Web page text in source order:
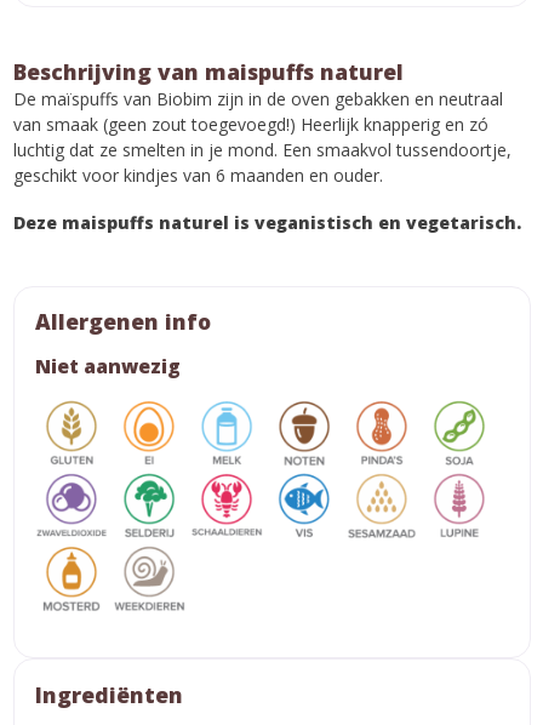
Beschrijving van maispuffs naturel
De maïspuffs van Biobim zijn in de oven gebakken en neutraal
van smaak (geen zout toegevoegd!) Heerlijk knapperig en zó
luchtig dat ze smelten in je mond. Een smaakvol tussendoortje,
geschikt voor kindjes van 6 maanden en ouder.
Deze maispuffs naturel is veganistisch en vegetarisch.
Allergenen info
Niet aanwezig
Ingrediënten